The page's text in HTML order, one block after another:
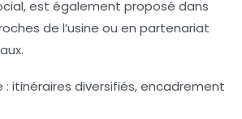
est également proposé dans
de l’usine ou en partenariat
: itinéraires diversifiés, encadrement